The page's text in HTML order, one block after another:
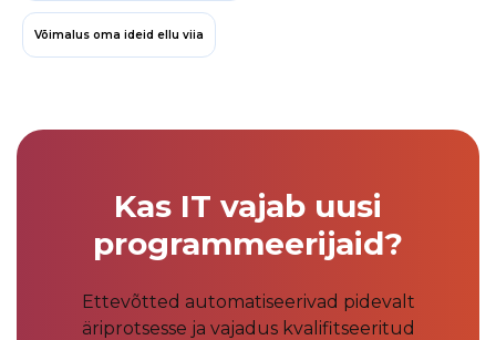
Võimalus oma ideid ellu viia
Kas IT vajab uusi
programmeerijaid?
Ettevõtted automatiseerivad pidevalt
äriprotsesse ja vajadus kvalifitseeritud